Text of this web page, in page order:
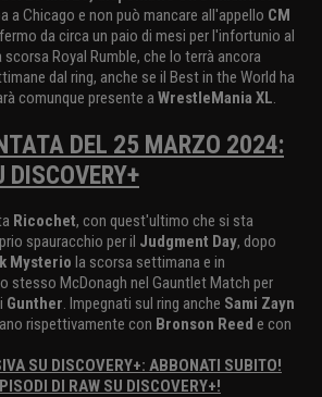
a Chicago e non può mancare all'appello CM
da circa un paio di mesi per l'infortunio al
Royal Rumble, che lo terrà ancora
dal ring, anche se il Best in the World ha
comunque presente a WrestleMania XL.
DEL 25 MARZO 2024:
DISCOVERY+
Ricochet, con quest'ultimo che si sta
spauracchio per il Judgment Day, dopo
Mysterio la scorsa settimana e in
stesso McDonagh nel Gauntlet Match per
Gunther. Impegnati sul ring anche Sami Zayn
rispettivamente con Bronson Reed e con
SU DISCOVERY+: ABBONATI SUBITO!
DI RAW SU DISCOVERY+!